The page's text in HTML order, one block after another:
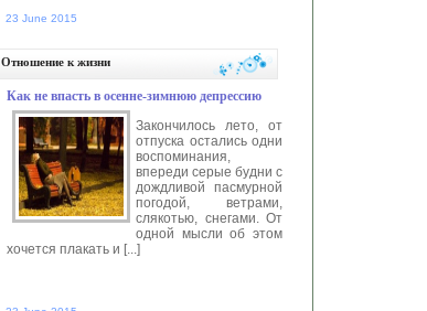
23 June 2015
Отношение к жизни
Как не впасть в осенне-зимнюю депрессию
Закончилось лето, от
отпуска остались одни
воспоминания,
впереди серые будни с
дождливой пасмурной
погодой, ветрами,
слякотью, снегами. От
одной мысли об этом
хочется плакать и [...]